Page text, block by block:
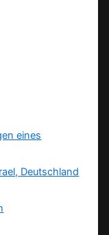
eines
Deutschland